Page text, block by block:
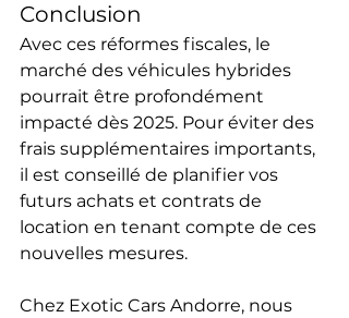
Conclusion
Avec ces réformes fiscales, le
marché des véhicules hybrides
pourrait être profondément
impacté dès 2025. Pour éviter des
frais supplémentaires importants,
il est conseillé de planifier vos
futurs achats et contrats de
location en tenant compte de ces
nouvelles mesures.
Chez Exotic Cars Andorre, nous